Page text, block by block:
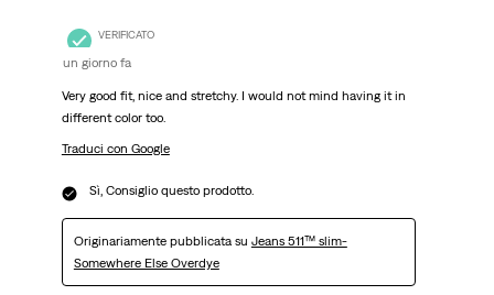
VERIFICATO
un giorno fa
Very good fit, nice and stretchy. I would not mind having it in
different color too.
Traduci con Google
Sì, Consiglio questo prodotto.
Originariamente pubblicata su Jeans 511™ slim-
Somewhere Else Overdye